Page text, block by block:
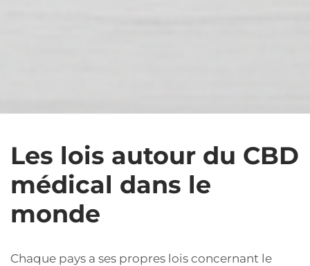
Les lois autour du CBD
médical dans le
monde
Chaque pays a ses propres lois concernant le